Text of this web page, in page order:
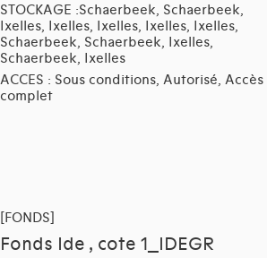
STOCKAGE :Schaerbeek, Schaerbeek,
Ixelles, Ixelles, Ixelles, Ixelles, Ixelles,
Schaerbeek, Schaerbeek, Ixelles,
Schaerbeek, Ixelles
ACCES : Sous conditions, Autorisé, Accès
complet
[FONDS]
Fonds Ide , cote 1_IDEGR